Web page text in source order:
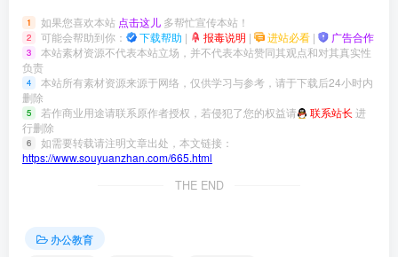
1 如果您喜欢本站 点击这儿 多帮忙宣传本站！
2 可能会帮助到你： 下载帮助 | 报毒说明 | 进站必看 | 广告合作
3
本站素材资源不代表本站立场，并不代表本站赞同其观点和对其真实性
负责
4
本站所有素材资源来源于网络，仅供学习与参考，请于下载后24小时内
删除
5 若作商业用途请联系原作者授权，若侵犯了您的权益请 联系站长 进
行删除
6
如需要转载请注明文章出处，本文链接：
https://www.souyuanzhan.com/665.html
THE END
办公教育